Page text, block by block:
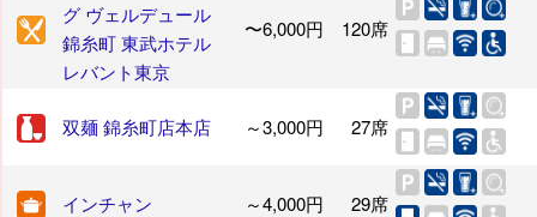
グ ヴェルデュール
錦糸町 東武ホテル
レバント東京
〜6,000円 120席
双麺 錦糸町店本店 ～3,000円 27席
インチャン ～4,000円 29席